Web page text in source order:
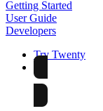
Getting Started
User Guide
Developers
Try Twenty
Try Twenty